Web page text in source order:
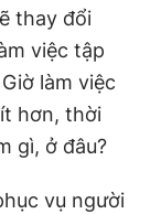
thay đổi
việc tập
làm việc
hơn, thời
gì, ở đâu?
vụ người